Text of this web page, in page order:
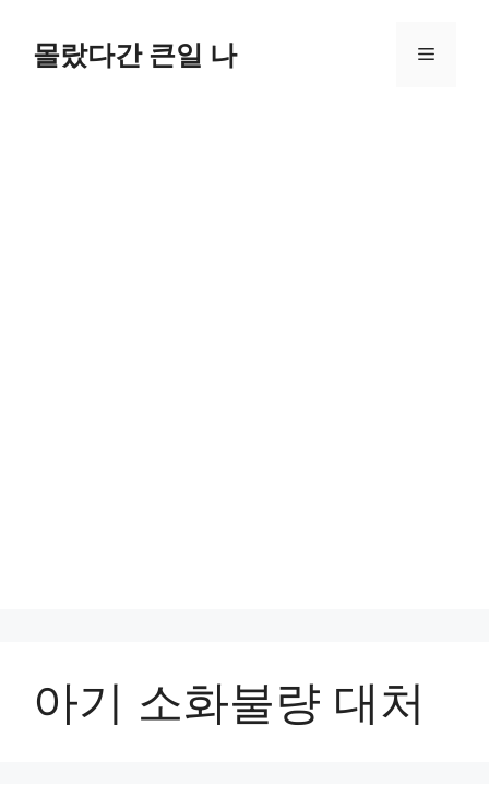
몰랐다간 큰일 나 메
아기 소화불량 대처